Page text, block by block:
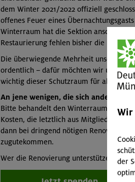
dem Winter 2021/2022 offiziell
offenes Feuer eines
Winterraum hat die Sektion
Restaurierung fehlen bisher die
Die überwiegende Mehrheit unserer
ordentlich – dafür möchten wir uns
wichtig dieser Schutzraum für alle
An jene wenigen, die sich anders
Bitte behandelt den Winterraum und
Kosten, die letztlich aus
dann bei dringend nötigen
zugutekommen.
Wer die Renovierung unterstützen
Wir
der